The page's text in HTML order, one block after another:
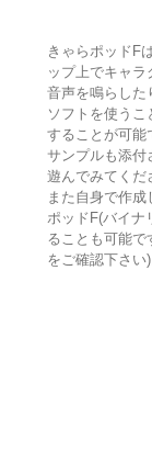
きゃらポッドF
ップ上でキャ
音声を鳴らした
ソフトを使う
することが可能
サンプルも添付
遊んでみてくだ
また自身で作
ポッドF(バイナ
ることも可能で
をご確認下さい)